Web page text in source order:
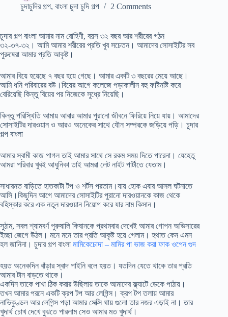
চুদাচুদির গল্প, বাংলা চুদা চুদি গল্প 2 Comments
চুদার গল্প বাংলা আমার নাম রোহিণী, বয়স ৩২ বছর আর শরীরের গঠন
৩২-৩৭-৩২। আমি আমার শরীরের প্রতি খুব সচেতন। আমাদের সোসাইটির সব
পুরুষেরা আমার প্রতি আকৃষ্ট।
আমার বিয়ে হয়েছে ৭ বছর হয়ে গেছে। আমার একটি ৩ বছরের মেয়ে আছে।
আমি ধনি পরিবারের বউ।বিয়ের আগে কলেজে পড়াকালীন বহু ফষ্টিনষ্টি করে
বেরিয়েছি কিন্তু বিয়ের পর নিজেকে সুধ্রে নিয়েছি।
কিন্তু পরিস্থিতি আমায় আবার আমার পুরানো জীবনে ফিরিয়ে নিয়ে যায়। আমাদের
সোসাইটির দারওয়ান ও আরও অনেকের সাথে যৌন সম্পরকে জড়িয়ে পড়ি। চুদার
গল্প বাংলা
আমার স্বামী কাজ পাগল তাই আমার সাথে সে রকম সময় দিতে পারেনা। যেহেতু
আমরা পরিবার খুবই আধুনিকা তাই আমরা লেট নাইট পার্টীতে যেতাম।
সাধারনত বাড়িতে হাতকাটা টপ ও শর্টস পরতাম।যায় হোক এবার আসল ঘটনাতে
আসি।কিছুদিন আগে আমাদের সোসাইটির পুরানো দারওয়ানকে কাজ থেকে
বহিস্কার করে এক নতুন দারওয়ান নিয়োগ করে যার নাম কিসান।
সুঠাম, সবল শ্যামবর্ণ পুরুষালি কিষানকে প্রথমবার দেখেই আমার গোপন অভিসারের
ইচ্ছা জেগে উঠল। মনে মনে তার প্রতি আকৃষ্ট হয়ে গেলাম। হথাত কেন এমন
হল জানিনা। চুদার গল্প বাংলা মামিকেচোদা – মামির পা ভাজ করা ফাক ওপেন গুদ
হয়ত অনেকদিন বাঁড়ার স্বাদ পাইনি বলে হয়ত। যতদিন যেতে থাকে তার প্রতি
আমার টান বাড়তে থাকে।
একদিন তাকে পাখা ঠিক করার উছিলায় তাকে আমাদের ফ্ল্যাটে ডেকে পাঠায়।
তখন আমার পরনে একটি ক্রপ টপ আর লেগিন্স। ক্রপ টপ তলায় আমার
নাভিকুণ্ডল আর লেগিন্স পড়া আমার সেক্সি থায় গুলো তার নজর এড়াই না। তার
খুদার্থ চোখ দেখে বুঝতে পারলাম সেও আমার মত খুদার্থ।